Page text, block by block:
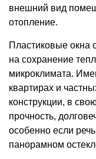
внешний вид
отопление.
Пластиковые окна
на сохранение
микроклимата.
квартирах и
конструкции, в
прочность,
особенно если
панорамном